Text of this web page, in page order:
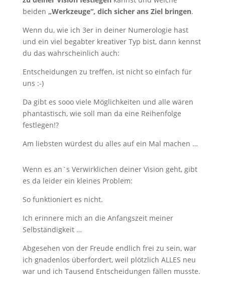
beiden „Werkzeuge“, dich sicher ans Ziel bringen.
Wenn du, wie ich 3er in deiner Numerologie hast
und ein viel begabter kreativer Typ bist, dann kennst
du das wahrscheinlich auch:
Entscheidungen zu treffen, ist nicht so einfach für
uns :-)
Da gibt es sooo viele Möglichkeiten und alle wären
phantastisch, wie soll man da eine Reihenfolge
festlegen!?
Am liebsten würdest du alles auf ein Mal machen …
Wenn es an`s Verwirklichen deiner Vision geht, gibt
es da leider ein kleines Problem:
So funktioniert es nicht.
Ich erinnere mich an die Anfangszeit meiner
Selbständigkeit …
Abgesehen von der Freude endlich frei zu sein, war
ich gnadenlos überfordert, weil plötzlich ALLES neu
war und ich Tausend Entscheidungen fällen musste.